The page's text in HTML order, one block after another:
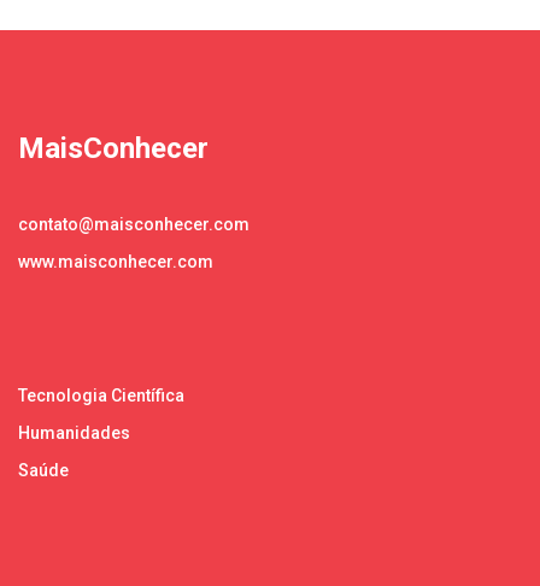
MaisConhecer
contato@maisconhecer.com
www.maisconhecer.com
Tecnologia Científica
Humanidades
Saúde